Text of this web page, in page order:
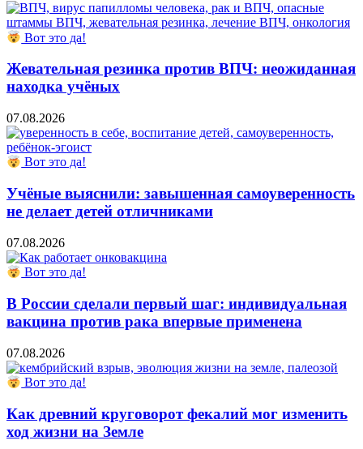
Вот это да!
Жевательная резинка против ВПЧ: неожиданная
находка учёных
07.08.2026
Вот это да!
Учёные выяснили: завышенная самоуверенность
не делает детей отличниками
07.08.2026
Вот это да!
В России сделали первый шаг: индивидуальная
вакцина против рака впервые применена
07.08.2026
Вот это да!
Как древний круговорот фекалий мог изменить
ход жизни на Земле